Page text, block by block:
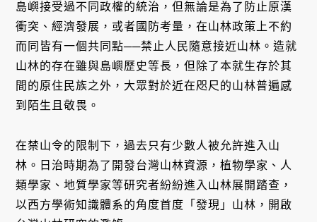
島嶼接受過不同政權的統治，但無論是為了防止原漢
衝突、經濟發展，或者國防考量，在山林政策上不約
而同皆有一個共同點──禁止人民隨意接近山林。造就
山林的存在雖與島嶼歷史等長，但除了本就生存於其
間的原住民族之外，大眾對於近在咫尺的山林普遍感
到陌生且敬畏。
在禁山令的限制下，過去只有少數人被允許進入山
林。日治時期為了開發台灣山林資源，植物學家、人
類學家、地質學家等研究者紛紛進入山林展開踏查，
以西方學術知識體系的角度首度「發現」山林，開啟